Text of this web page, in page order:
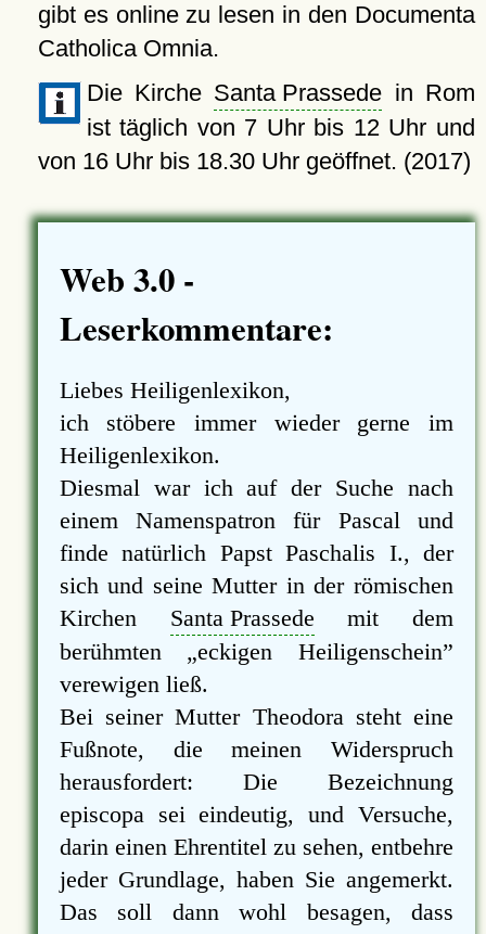
gibt es online zu lesen in den Documenta
Catholica Omnia.
Die Kirche Santa Prassede in Rom
ist täglich von 7 Uhr bis 12 Uhr und
von 16 Uhr bis 18.30 Uhr geöffnet. (2017)
Web 3.0 -
Leserkommentare:
Liebes Heiligenlexikon,
ich stöbere immer wieder gerne im
Heiligenlexikon.
Diesmal war ich auf der Suche nach
einem Namenspatron für Pascal und
finde natürlich Papst Paschalis I., der
sich und seine Mutter in der römischen
Kirchen Santa Prassede mit dem
berühmten
eckigen Heiligenschein
verewigen ließ.
Bei seiner Mutter Theodora steht eine
Fußnote, die meinen Widerspruch
herausfordert: Die Bezeichnung
episcopa sei eindeutig, und Versuche,
darin einen Ehrentitel zu sehen, entbehre
jeder Grundlage, haben Sie angemerkt.
Das soll dann wohl besagen, dass